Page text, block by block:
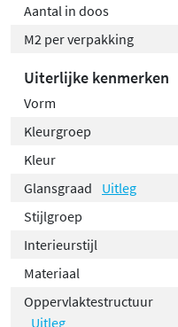
Aantal in doos
M2 per verpakking
Uiterlijke kenmerken
Vorm
Kleurgroep
Kleur
Glansgraad
Uitleg
Stijlgroep
Interieurstijl
Materiaal
Oppervlaktestructuur
Uitleg